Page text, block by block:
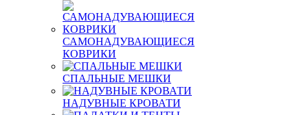
САМОНАДУВАЮЩИЕСЯ
КОВРИКИ
СПАЛЬНЫЕ МЕШКИ
НАДУВНЫЕ КРОВАТИ